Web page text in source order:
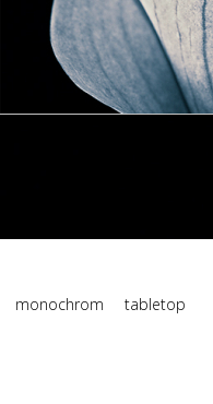
monochrom tabletop